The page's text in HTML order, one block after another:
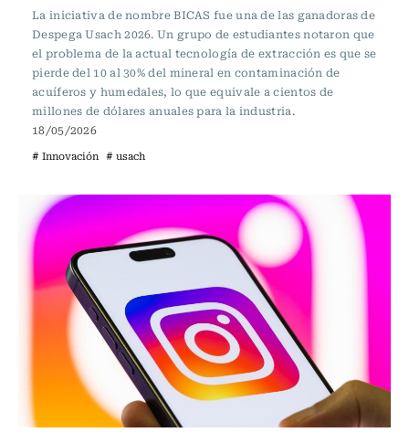
La iniciativa de nombre BICAS fue una de las ganadoras de
Despega Usach 2026. Un grupo de estudiantes notaron que
el problema de la actual tecnología de extracción es que se
pierde del 10 al 30% del mineral en contaminación de
acuíferos y humedales, lo que equivale a cientos de
millones de dólares anuales para la industria.
18/05/2026
# Innovación # usach